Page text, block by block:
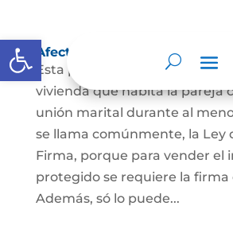
Abrir barra de herramientas
Afectación a Vivienda familiar
Esta protección la ordena la
vivienda que habita la pareja
unión marital durante al
se llama comúnmente, la Ley
Firma, porque para vender el
protegido se requiere la firma
Además, só lo puede...